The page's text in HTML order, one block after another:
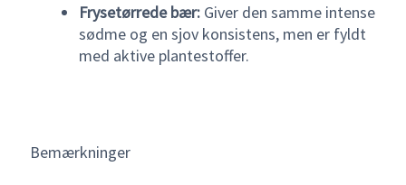
Frysetørrede bær:Giver den samme intense
sødme og en sjov konsistens, men er fyldt
med aktive plantestoffer.
Bemærkninger